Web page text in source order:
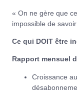
« On ne gère que
impossible de
Ce qui DOIT être
Rapport mensuel
Croissance